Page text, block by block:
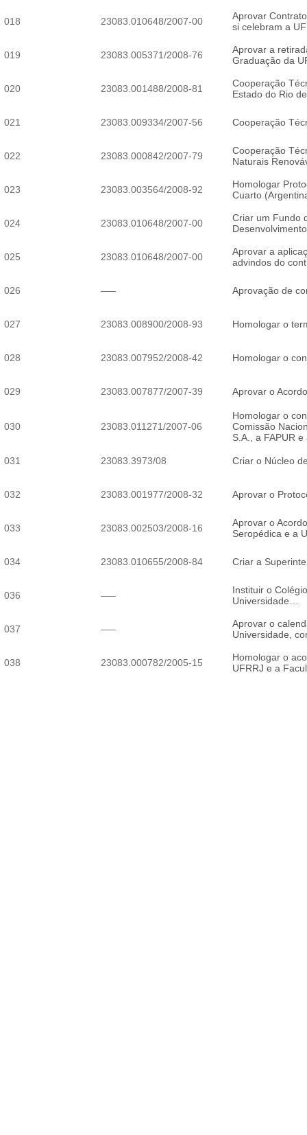
018 23083.010648/2007-00
Aprovar
si celebram a
019 23083.005371/2008-76
Aprovar a
Graduação da
020 23083.001488/2008-81
Cooperação
Estado do Rio
021 23083.009334/2007-56 Cooperação
022 23083.000842/2007-79
Cooperação
Naturais
023 23083.003564/2008-92
Homologar
Cuarto
024 23083.010648/2007-00
Criar um Fundo
025 23083.010648/2007-00
Aprovar a
advindos do
026 —– Aprovação de
027 23083.008900/2008-93 Homologar o
028 23083.007952/2008-42 Homologar o
029 23083.007877/2007-39 Aprovar o
030 23083.011271/2007-06
Homologar o
Comissão
S.A., a FAPUR
031 23083.3973/08 Criar o Núcleo
032 23083.001977/2008-32 Aprovar o
033 23083.002503/2008-16
Aprovar o
Seropédica e a
034 23083.010655/2008-84 Criar a
036 —–
Instituir o
Universidade…
037 —–
Aprovar o
Universidade,
038 23083.000782/2005-15
Homologar o
UFRRJ e a